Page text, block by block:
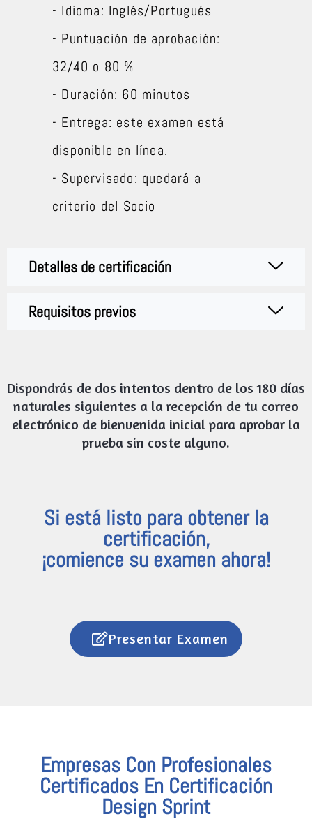
- Idioma: Inglés/Portugués
- Puntuación de aprobación:
32/40 o 80 %
- Duración: 60 minutos
- Entrega: este examen está
disponible en línea.
- Supervisado: quedará a
criterio del Socio
Detalles de certificación
Requisitos previos​
Dispondrás de dos intentos dentro de los 180 días
naturales siguientes a la recepción de tu correo
electrónico de bienvenida inicial para aprobar la
prueba sin coste alguno.
Si está listo para obtener la
certificación,
¡comience su examen ahora!
Presentar Examen
Empresas Con Profesionales
Certificados En Certificación
Design Sprint